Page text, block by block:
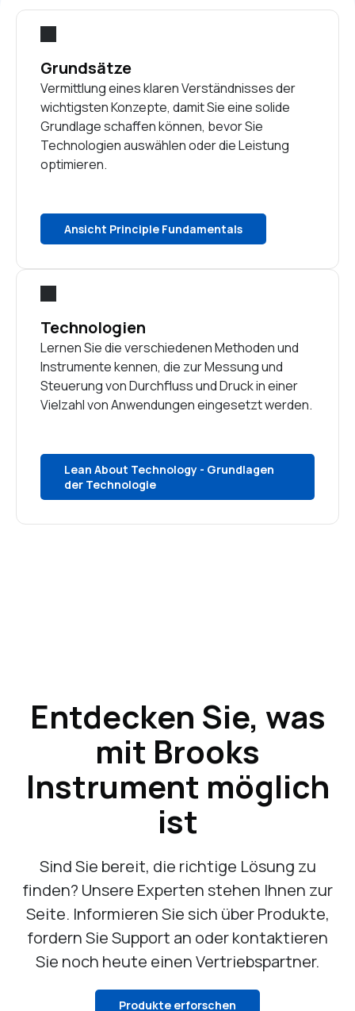
Grundsätze
Vermittlung eines klaren Verständnisses der
wichtigsten Konzepte, damit Sie eine solide
Grundlage schaffen können, bevor Sie
Technologien auswählen oder die Leistung
optimieren.
Ansicht Principle Fundamentals
Technologien
Lernen Sie die verschiedenen Methoden und
Instrumente kennen, die zur Messung und
Steuerung von Durchfluss und Druck in einer
Vielzahl von Anwendungen eingesetzt werden.
Lean About Technology - Grundlagen
der Technologie
Entdecken Sie, was
mit Brooks
Instrument möglich
ist
Sind Sie bereit, die richtige Lösung zu
finden? Unsere Experten stehen Ihnen zur
Seite. Informieren Sie sich über Produkte,
fordern Sie Support an oder kontaktieren
Sie noch heute einen Vertriebspartner.
Produkte erforschen